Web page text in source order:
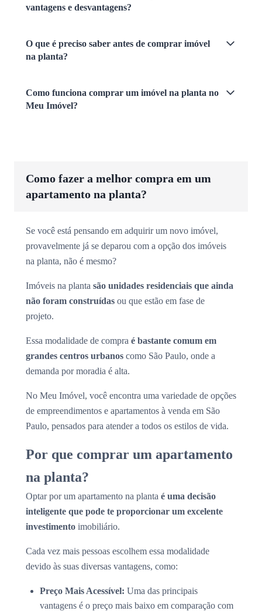
vantagens e desvantagens?
O que é preciso saber antes de comprar imóvel
na planta?
Como funciona comprar um imóvel na planta no
Meu Imóvel?
Como fazer a melhor compra em um
apartamento na planta?
Se você está pensando em adquirir um novo imóvel,
provavelmente já se deparou com a opção dos imóveis
na planta, não é mesmo?
Imóveis na planta são unidades residenciais que ainda
não foram construídas ou que estão em fase de
projeto.
Essa modalidade de compra é bastante comum em
grandes centros urbanos como São Paulo, onde a
demanda por moradia é alta.
No Meu Imóvel, você encontra uma variedade de opções
de empreendimentos e apartamentos à venda em São
Paulo, pensados para atender a todos os estilos de vida.
Por que comprar um apartamento
na planta?
Optar por um apartamento na planta é uma decisão
inteligente que pode te proporcionar um excelente
investimento imobiliário.
Cada vez mais pessoas escolhem essa modalidade
devido às suas diversas vantagens, como:
Preço Mais Acessível: Uma das principais
vantagens é o preço mais baixo em comparação com